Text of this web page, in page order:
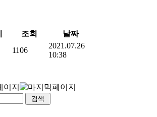
조회
날짜
1106
2021.07.26
10:38